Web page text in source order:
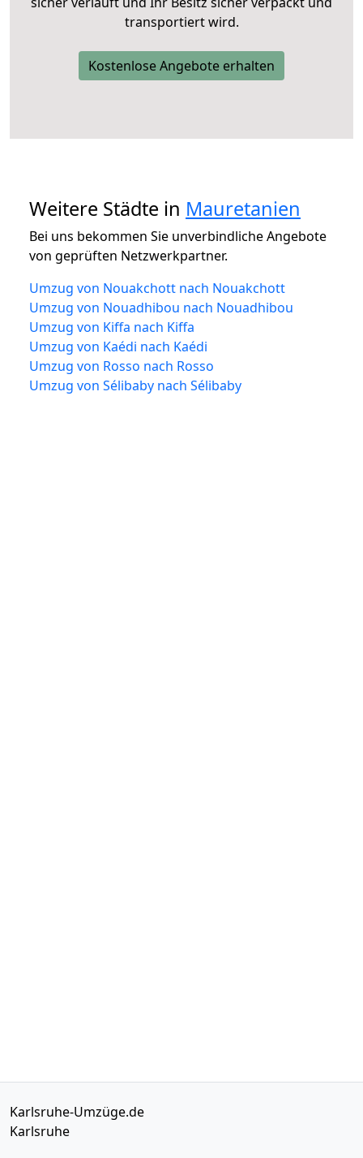
transportiert wird.
Kostenlose Angebote erhalten
Weitere Städte in Mauretanien
Bei uns bekommen Sie unverbindliche Angebote
von geprüften Netzwerkpartner.
Umzug von Nouakchott nach Nouakchott
Umzug von Nouadhibou nach Nouadhibou
Umzug von Kiffa nach Kiffa
Umzug von Kaédi nach Kaédi
Umzug von Rosso nach Rosso
Umzug von Sélibaby nach Sélibaby
Karlsruhe-Umzüge.de
Karlsruhe